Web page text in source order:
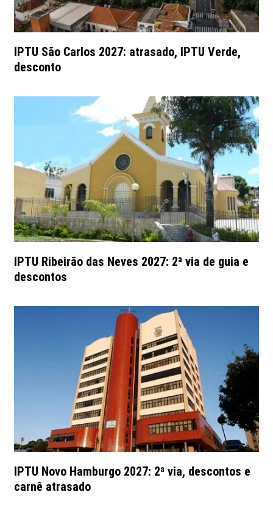
IPTU São Carlos 2027: atrasado, IPTU Verde,
desconto
IPTU Ribeirão das Neves 2027: 2ª via de guia e
descontos
IPTU Novo Hamburgo 2027: 2ª via, descontos e
carnê atrasado